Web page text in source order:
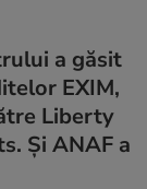
a găsit
EXIM,
Liberty
Și ANAF a